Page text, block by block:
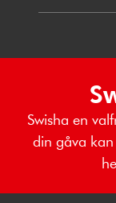
Swisha en
din gåva